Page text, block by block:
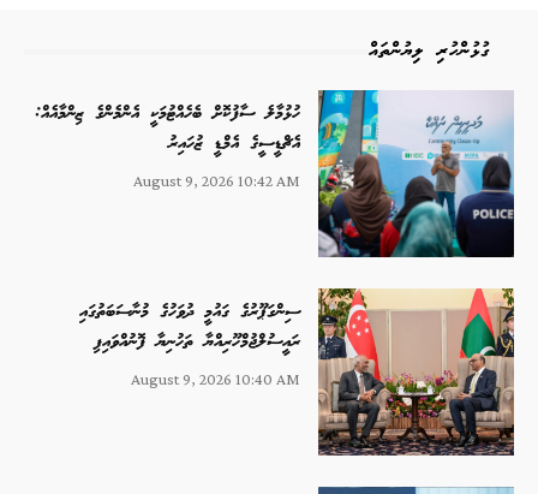
ގުޅުންހުރި ލިޔުންތައް
ހުޅުމާލެ ސާފުކޮށް ބެހެއްޓުމަކީ އެންމެންގެ ޒިންމާއެއް:
އެޗްޑީސީގެ އެމްޑީ ޒުހައިރު
August 9, 2026 10:42 AM
ސިންގަޕޫރުގެ ގައުމީ ދުވަހުގެ މުނާސަބަތުގައި
ރައީސުލްޖުމްހޫރިއްޔާ ތަހުނިޔާ ފޮނުއްވައިފި
August 9, 2026 10:40 AM